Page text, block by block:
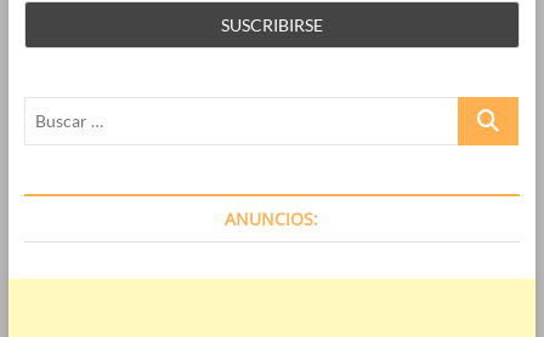
Buscar
ANUNCIOS: